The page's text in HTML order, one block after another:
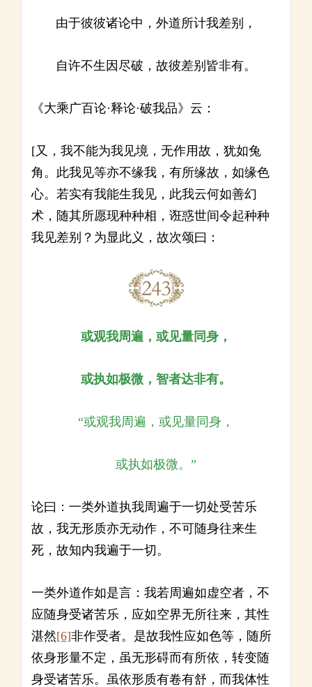
由于彼彼诸论中，外道所计我差别，
自许不生因尽破，故彼差别皆非有。
《大乘广百论·释论·破我品》云：
[又，我不能为我见境，无作用故，犹如兔
角。此我见等亦不缘我，有所缘故，如缘色
心。若实有我能生我见，此我云何如善幻
术，随其所愿现种种相，诳惑世间令起种种
我见差别？为显此义，故次颂曰：
或观我周遍，或见量同身，
或执如极微，智者达非有。
“或观我周遍，或见量同身，
或执如极微。”
论曰：一类外道执我周遍于一切处受苦乐
故，我无形质亦无动作，不可随身往来生
死，故知内我遍于一切。
一类外道作如是言：我若周遍如虚空者，不
应随身受诸苦乐，应如空界无所往来，其性
湛然[6]非作受者。是故我性应如色等，随所
依身形量不定，虽无形碍而有所依，转变随
身受诸苦乐。虽依形质有卷有舒，而我体性